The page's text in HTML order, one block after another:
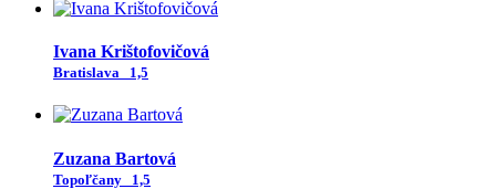
Ivana Krištofovičová
Bratislava 1,5
Zuzana Bartová
Topoľčany 1,5